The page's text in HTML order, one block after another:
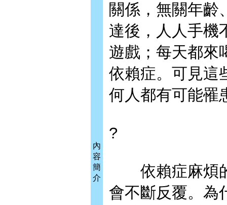
內
容
簡
介
關係，無關年齡
達後，人人手機
遊戲；每天都來
依賴症。可見這
何人都有可能罹
?
依賴症麻煩的
會不斷反覆。為